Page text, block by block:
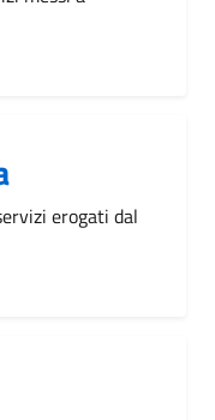
erogati dal